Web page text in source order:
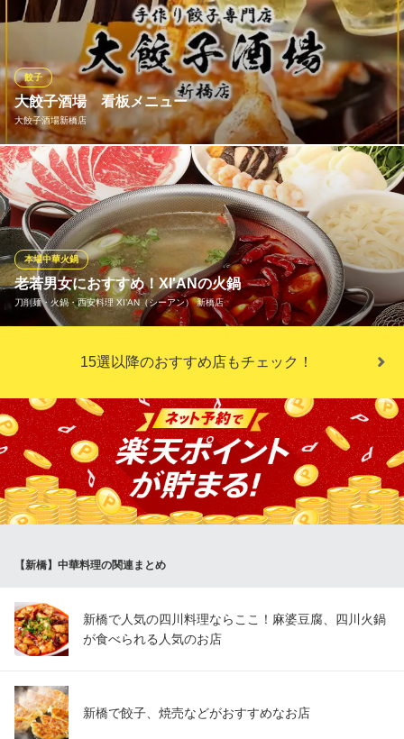
東京都港区新橋1-2-6 2F
は10～15名様に最適！他のお客様を気にせず仲間だけで食べ＆飲
み放題コース等でお食事を満喫出来ます！各種宴会やご接待で個
室は人気を頂いてます。空き状況に関してはお気軽に当店へお問
い合わせ下さい★皆様のご来店をスタッフ一同心よりお待ちして
おります♪
食彩酒家 龍記 新橋四丁目店
食べ放題＆香港料理
ＪＲ新橋駅烏森口 徒歩3分
東京都港区新橋4-24-10 アソルティ新橋ビル1F
大餃子酒場 看板メニュー
大餃子酒場新橋店
餃子
当店自慢の焼き餃子は、心を込めて手作り。皮から丁寧に仕上
げ、外は香ばしくカリッと、噛むほどに広がるジューシーな肉汁
が絶品の逸品です。厳選された素材と独自のレシピが織りなす美
味しさを、どうぞお楽しみください。一度食べれば虜になる味わ
い、ぜひご堪能いただけます。 絶品自家製餃子
大餃子酒場新橋店
餃子酒場 貸切
老若男女におすすめ！XI'ANの火鍋
刀削麺・火鍋・西安料理 XI’AN（シーアン） 新橋店
本場中華火鍋
多様なスパイスや素材が複雑に絡み合って創りだすその味は、火
鍋でなければ味わうことができない旨味と中毒性を持ちあわせ大
ださい。肉や海鮮は赤いスープ、野菜は白いスープがおすすめで
すが、交互に味わうも良し、混ぜて楽しむも良し！自分流にお楽
しみあれ。
刀削麺・火鍋・西安料理 XI’AN（シーアン） 新橋店
刀削麺 火鍋 西安料理
15選以降のおすすめ店もチェック！
【新橋】中華料理の関連まとめ
新橋で人気の四川料理ならここ！麻婆豆腐、四川火鍋
が食べられる人気のお店
新橋で餃子、焼売などがおすすめなお店